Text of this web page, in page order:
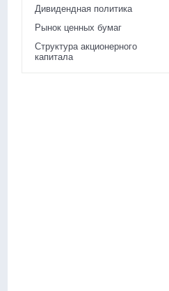
Дивидендная политика
Рынок ценных бумаг
Структура акционерного
капитала